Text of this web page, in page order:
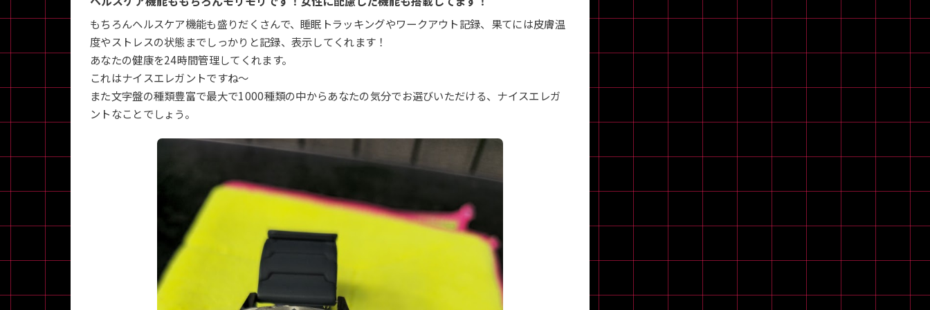
もちろんヘルスケア機能も盛りだくさんで、睡眠トラッキングやワークアウト記録、果てには皮膚温
度やストレスの状態までしっかりと記録、表示してくれます！
あなたの健康を24時間管理してくれます。
これはナイスエレガントですね～
また文字盤の種類豊富で最大で1000種類の中からあなたの気分でお選びいただける、ナイスエレガ
ントなことでしょう。